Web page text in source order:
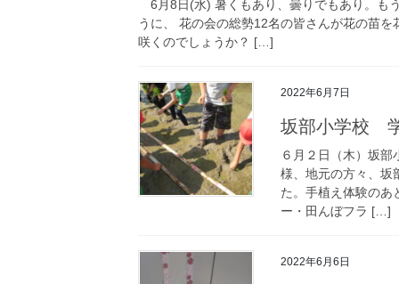
6月8日(水) 暑くもあり、曇りでもあり。も
うに、 花の会の総勢12名の皆さんが花の苗
咲くのでしょうか？ […]
2022年6月7日
坂部小学校
６月２日（木）坂
様、地元の方々、坂
た。手植え体験のあ
ー・田んぼフラ […]
2022年6月6日